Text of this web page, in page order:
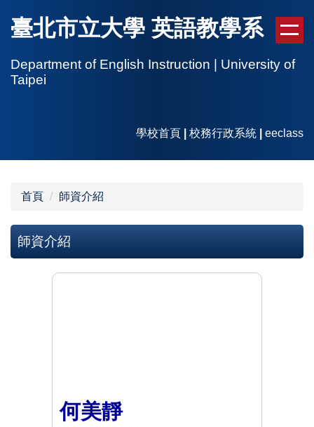
到
要
內
臺北市立大學 英語教學系
Department of English Instruction | University of
Taipei
學校首頁 校務行政系統 eeclass
首頁 師資介紹
師資介紹
何美靜